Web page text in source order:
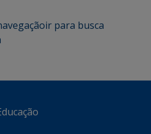
ir para busca